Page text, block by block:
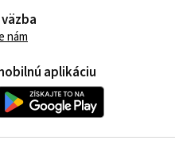
nám
aplikáciu